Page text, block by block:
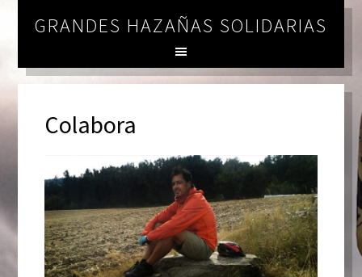
GRANDES HAZAÑAS SOLIDARIAS
Colabora